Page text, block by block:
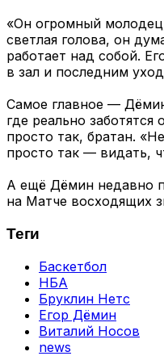
«Он огромный
светлая голова, он
работает над собой.
в зал и последним
Самое главное —
где реально
просто так, братан.
просто так — видать,
А ещё Дёмин недавно
на Матче восходящих
Теги
Баскетбол
НБА
Бруклин Нетс
Егор Дёмин
Виталий Носов
news